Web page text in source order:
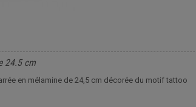
24.5 cm
en mélamine de 24,5 cm décorée du motif tattoo